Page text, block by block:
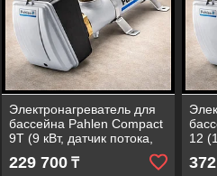
Электронагреватель для
бассейна Pahlen Compact
9Т (9 кВт, датчик потока,
корпус - сплав титана)
229 700₸
12